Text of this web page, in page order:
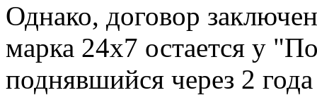
Однако, договор
марка 24x7 остается у
поднявшийся через 2